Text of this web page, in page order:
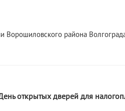
Ворошиловского района
открытых дверей для